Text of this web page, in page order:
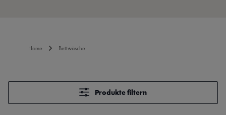
Home Bettwäsche
Produkte filtern